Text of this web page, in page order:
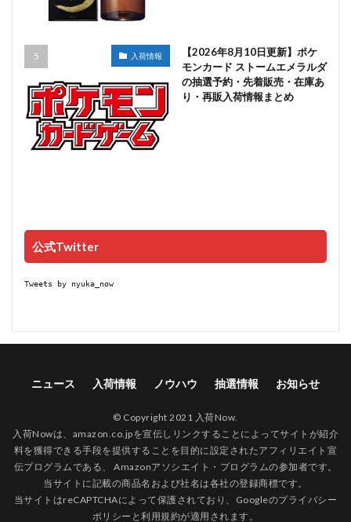
入荷情報
【2026年8月10日更新】ポケ
モンカード ストームエメラルダ
の抽選予約・先着販売・在庫あ
り・再販入荷情報まとめ
公式Twitter
Tweets by nyuka_now
ニュース 入荷情報 ノウハウ 抽選情報 お知らせ
© Copyright 2021 入荷Now.
入荷Nowは、amazon.co.jpを宣伝しリンクすることによってサイトが紹介
料を獲得できる手段を提供することを目的に設定されたアフィリエイト宣
伝プログラムである、 Amazonアソシエイト・プログラムの参加者です。
当サイトに記載の商品名および社名は各社の登録商標です。
当サイトはreCAPTCHAによって保護されており、Googleのプライバシー
ポリシー と利用規約が適用されます。